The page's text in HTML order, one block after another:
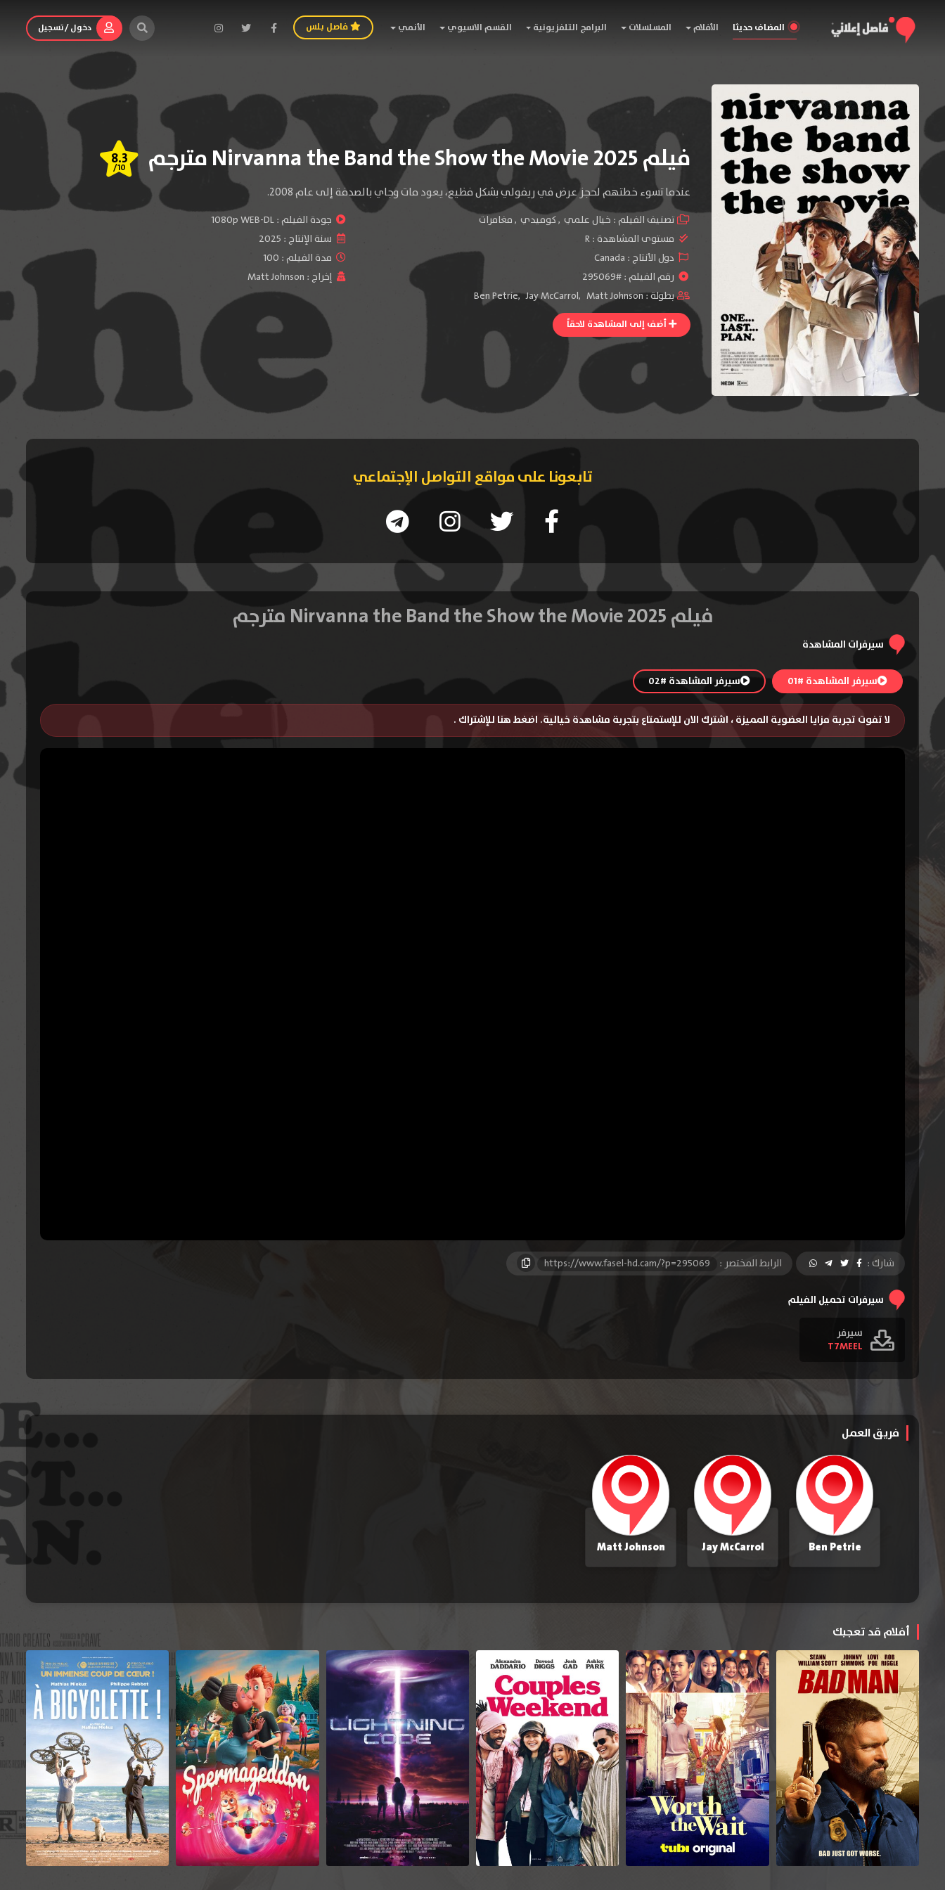
المضاف حديثا الأفلام المسلسلات البرامج التلفزيونية القسم الاسيوي الأنمي فاصل بلس دخول / تسجيل
فيلم Nirvanna the Band the Show the Movie 2025 مترجم 8.3
/10
عندما تسوء خطتهم لحجز عرض في ريفولي بشكل فظيع، يعود مات وجاي بالصدفة إلى عام 2008.
تصنيف الفيلم : خيال علمي ,كوميدي ,مغامرات جودة الفيلم :1080p WEB-DL
مستوى المشاهدة :R سنة الإنتاج : 2025
دول الأنتاج : Canada
مدة الفيلم : 100
رقم الفيلم : #295069
إخراج : Matt Johnson
بطولة :
Ben Petrie, Jay McCarrol, Matt Johnson
أضف إلى المشاهدة لاحقاً
تابعونا على مواقع التواصل الإجتماعي
فيلم Nirvanna the Band the Show the Movie 2025 مترجم
سيرفرات المشاهدة
سيرفر المشاهدة #01 سيرفر المشاهدة #02
لا تفوت تجربة مزايا العضوية المميزة ، اشترك الان للإستمتاع بتجربة مشاهدة خيالية. اضغط هنا للإشتراك .
شارك : الرابط المختصر : https://www.fasel-hd.cam/?p=295069
سيرفرات تحميل الفيلم
سيرفر
T7MEEL
فريق العمل
Ben Petrie
Jay McCarrol
Matt Johnson
أفلام قد تعجبك